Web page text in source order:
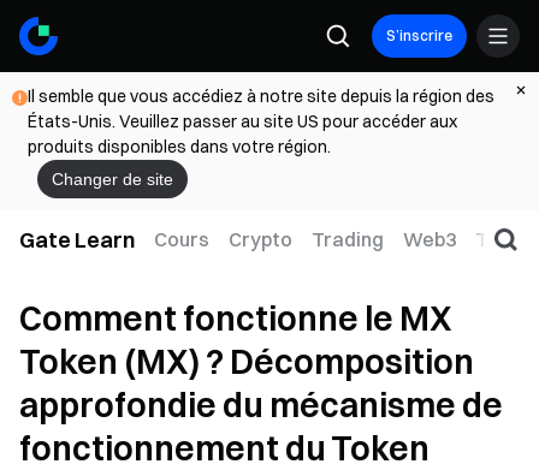
S’inscrire
Il semble que vous accédiez à notre site depuis la région des
États-Unis. Veuillez passer au site US pour accéder aux
produits disponibles dans votre région.
Changer de site
Gate Learn Cours Crypto Trading Web3 TradFi
Comment fonctionne le MX
Token (MX) ? Décomposition
approfondie du mécanisme de
fonctionnement du Token